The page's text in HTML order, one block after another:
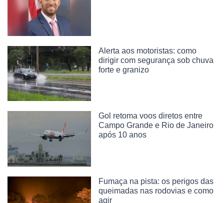
Alerta aos motoristas: como
dirigir com segurança sob chuva
forte e granizo
Gol retoma voos diretos entre
Campo Grande e Rio de Janeiro
após 10 anos
Fumaça na pista: os perigos das
queimadas nas rodovias e como
agir